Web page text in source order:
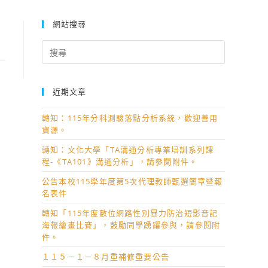
網站搜尋
for:
近期文章
轉知：115年分科測驗落點分析系統，歡迎善用
資源。
轉知：文化大學「TA溝通分析專業培訓系列課
程-《TA101》溝通分析」，請參閱附件。
公告本校115學年度第5次代理教師甄選簡章暨報
名表件
轉知「115年度數位網路性別暴力防治短影音記
海報繪畫比賽」，鼓勵同學踴躍參與，請參閱附
件。
１１５－１－８月重補修重要公告